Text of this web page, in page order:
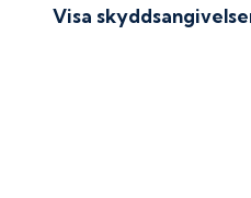
Visa